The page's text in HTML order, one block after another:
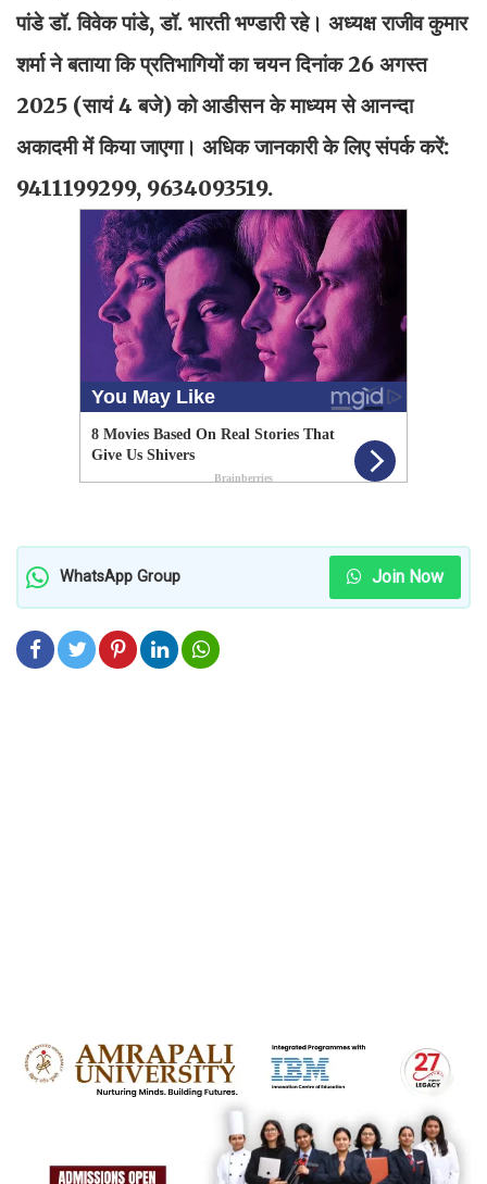
पांडे डॉ. विवेक पांडे, डॉ. भारती भण्डारी रहे। अध्यक्ष राजीव कुमार
शर्मा ने बताया कि प्रतिभागियों का चयन दिनांक 26 अगस्त
2025 (सायं 4 बजे) को आडीसन के माध्यम से आनन्दा
अकादमी में किया जाएगा। अधिक जानकारी के लिए संपर्क करें:
9411199299, 9634093519.
WhatsApp Group Join Now